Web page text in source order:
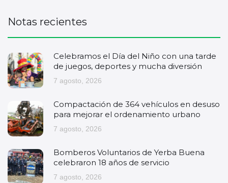
Notas recientes
Celebramos el Día del Niño con una tarde
de juegos, deportes y mucha diversión
7 agosto, 2026
Compactación de 364 vehículos en desuso
para mejorar el ordenamiento urbano
7 agosto, 2026
Bomberos Voluntarios de Yerba Buena
celebraron 18 años de servicio
7 agosto, 2026